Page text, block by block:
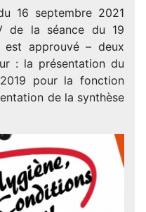
16 septembre 2021
de la séance du 19
approuvé – deux
: la présentation du
pour la fonction
de la synthèse